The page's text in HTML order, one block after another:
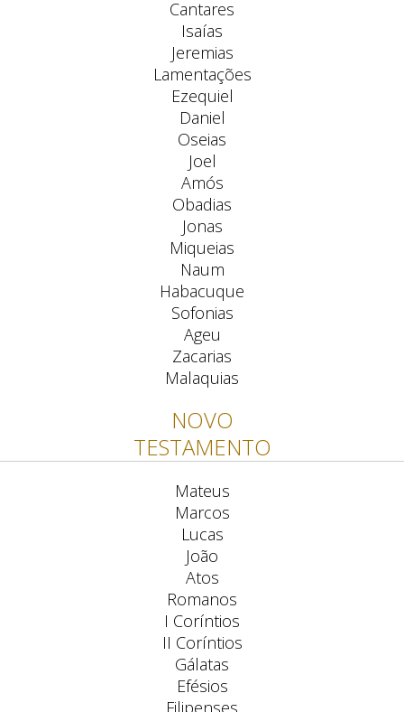
Cantares
Isaías
Jeremias
Lamentações
Ezequiel
Daniel
Oseias
Joel
Amós
Obadias
Jonas
Miqueias
Naum
Habacuque
Sofonias
Ageu
Zacarias
Malaquias
NOVO
TESTAMENTO
Mateus
Marcos
Lucas
João
Atos
Romanos
I Coríntios
II Coríntios
Gálatas
Efésios
Filipenses